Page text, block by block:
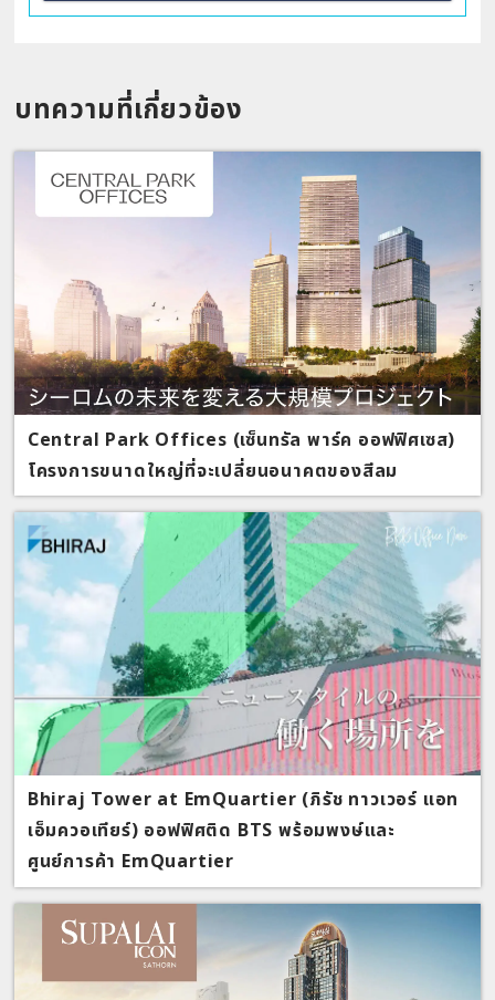
บทความที่เกี่ยวข้อง
Central Park Offices (เซ็นทรัล พาร์ค ออฟฟิศเซส)
โครงการขนาดใหญ่ที่จะเปลี่ยนอนาคตของสีลม
Bhiraj Tower at EmQuartier (ภิรัช ทาวเวอร์ แอท
เอ็มควอเทียร์) ออฟฟิศติด BTS พร้อมพงษ์และ
ศูนย์การค้า EmQuartier